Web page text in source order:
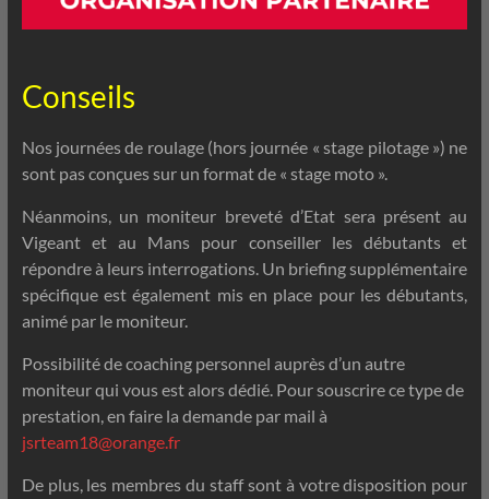
Conseils
Nos journées de roulage (hors journée « stage pilotage ») ne
sont pas conçues sur un format de « stage moto ».
Néanmoins, un moniteur breveté d’Etat sera présent au
Vigeant et au Mans pour conseiller les débutants et
répondre à leurs interrogations. Un briefing supplémentaire
spécifique est également mis en place pour les débutants,
animé par le moniteur.
Possibilité de coaching personnel auprès d’un autre
moniteur qui vous est alors dédié. Pour souscrire ce type de
prestation, en faire la demande par mail à
jsrteam18@orange.fr
De plus, les membres du staff sont à votre disposition pour